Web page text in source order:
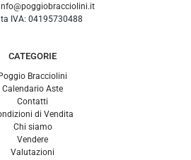
info@poggiobracciolini.it
IVA: 04195730488
CATEGORIE
Bracciolini
Calendario Aste
Contatti
di Vendita
Chi siamo
Vendere
Valutazioni